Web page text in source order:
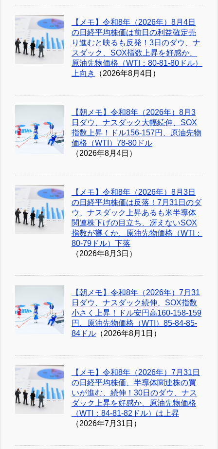
【メモ】令和8年（2026年）8月4日
の日経平均株価は前日の利益確定売
り進むと映るも反発！3日のダウ、ナ
スダック、SOX指数上昇を好感か、
原油先物価格（WTI：80-81-80ドル）
上向き
（2026年8月4日）
【朝メモ】令和8年（2026年）8月3
日ダウ、ナスダック大幅続伸、SOX
指数上昇！ドル156-157円、原油先物
価格（WTI）78-80ドル
（2026年8月4日）
【メモ】令和8年（2026年）8月3日
の日経平均株価は反落！7月31日のダ
ウ、ナスダック上昇あるも米半導体
関連株下げの目立ち、冴えないSOX
指数が響くか、原油先物価格（WTI：
80-79ドル）下落
（2026年8月3日）
【朝メモ】令和8年（2026年）7月31
日ダウ、ナスダック続伸、SOX指数
小さく上昇！ドル安円高160-158-159
円、原油先物価格（WTI）85-84-85-
84ドル （2026年8月1日）
【メモ】令和8年（2026年）7月31日
の日経平均株価、半導体関連株の買
いが進む、続伸！30日のダウ、ナス
ダック上昇を好感か、原油先物価格
（WTI：84-81-82ドル）は上昇
（2026年7月31日）